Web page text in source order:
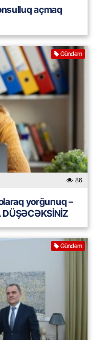
açmaq
Gündəm
86
yorğunuq –
DÜŞƏCƏKSİNİZ
Gündəm